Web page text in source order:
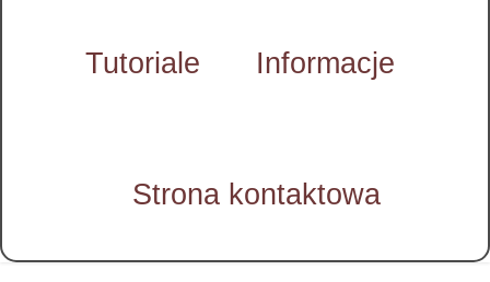
Tutoriale Informacje
Strona kontaktowa